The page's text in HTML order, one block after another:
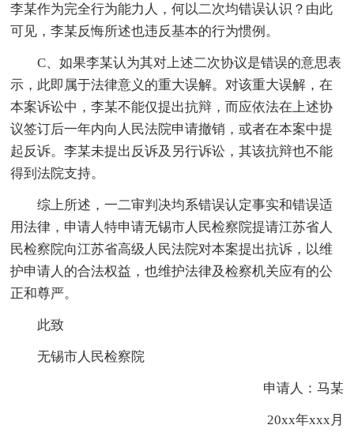
李某作为完全行为能力人，何以二次均错误认识？由此
可见，李某反悔所述也违反基本的行为惯例。
C、如果李某认为其对上述二次协议是错误的意思表
示，此即属于法律意义的重大误解。对该重大误解，在
本案诉讼中，李某不能仅提出抗辩，而应依法在上述协
议签订后一年内向人民法院申请撤销，或者在本案中提
起反诉。李某未提出反诉及另行诉讼，其该抗辩也不能
得到法院支持。
综上所述，一二审判决均系错误认定事实和错误适
用法律，申请人特申请无锡市人民检察院提请江苏省人
民检察院向江苏省高级人民法院对本案提出抗诉，以维
护申请人的合法权益，也维护法律及检察机关应有的公
正和尊严。
此致
无锡市人民检察院
申请人：马某
20xx年xxx月